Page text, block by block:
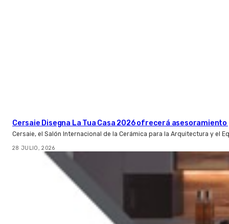
Cersaie Disegna La Tua Casa 2026 ofrecerá
Cersaie, el Salón Internacional de la Cerámica para la Arquitectura y el
28 JULIO, 2026